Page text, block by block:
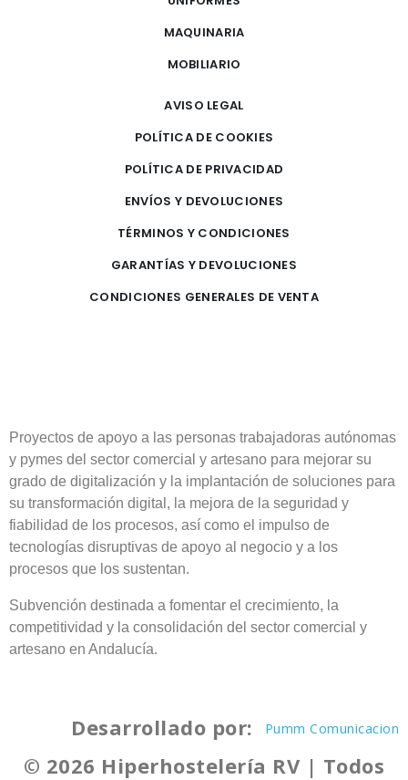
MAQUINARIA
MOBILIARIO
AVISO LEGAL
POLÍTICA DE COOKIES
POLÍTICA DE PRIVACIDAD
ENVÍOS Y DEVOLUCIONES
TÉRMINOS Y CONDICIONES
GARANTÍAS Y DEVOLUCIONES
CONDICIONES GENERALES DE VENTA
Proyectos de apoyo a las personas trabajadoras autónomas
y pymes del sector comercial y artesano para mejorar su
grado de digitalización y la implantación de soluciones para
su transformación digital, la mejora de la seguridad y
fiabilidad de los procesos, así como el impulso de
tecnologías disruptivas de apoyo al negocio y a los
procesos que los sustentan.
Subvención destinada a fomentar el crecimiento, la
competitividad y la consolidación del sector comercial y
artesano en Andalucía.
Desarrollado por: Pumm Comunicacion
© 2026 Hiperhostelería RV | Todos